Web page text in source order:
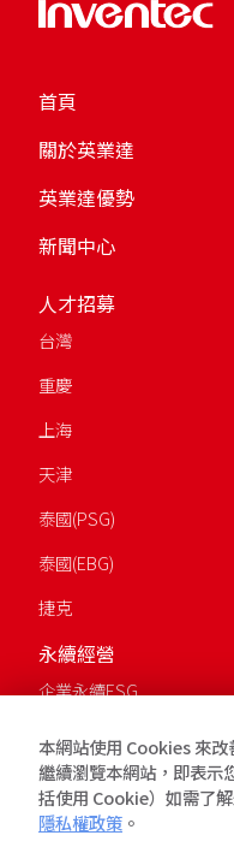
首頁
關於英業達
英業達優勢
新聞中心
人才招募
台灣
重慶
上海
天津
泰國(PSG)
泰國(EBG)
捷克
永續經營
企業永續ESG
公益慈善基金會
版權所有 © 2026 英業達
本網站使用 Cookies 來改
繼續瀏覽本網站，即表示
括使用 Cookie）如需了
隱私權政策 。